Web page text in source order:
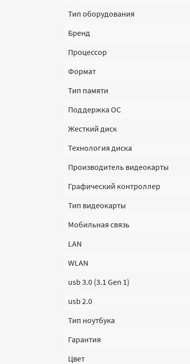
Тип оборудования
Бренд
Процессор
Формат
Тип памяти
Поддержка ОС
Жесткий диск
Технология диска
Производитель видеокарты
Графический контроллер
Тип видеокарты
Мобильная связь
LAN
WLAN
usb 3.0 (3.1 Gen 1)
usb 2.0
Тип ноутбука
Гарантия
Цвет